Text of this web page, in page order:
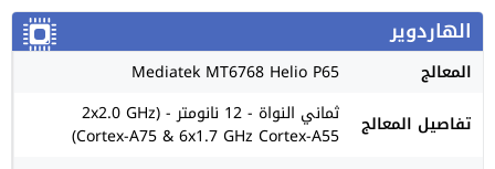
الهاردوير
المعالج
Mediatek MT6768 Helio P65
تفاصيل المعالج
ثماني النواة - 12 نانومتر - (2x2.0 GHz
Cortex-A75 & 6x1.7 GHz Cortex-A55)